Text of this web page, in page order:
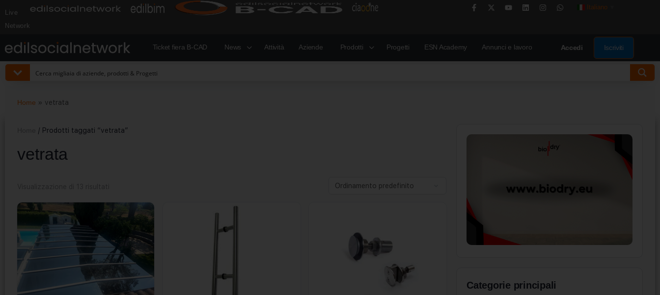
Live
Network
Italiano
Ticket fiera B-CAD News Attività Aziende Prodotti Progetti ESN Academy Annunci e lavoro Accedi Iscriviti
Home » vetrata
/ Prodotti taggati “vetrata”
vetrata
Categorie principali